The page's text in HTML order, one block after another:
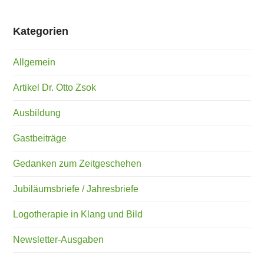
Kategorien
Allgemein
Artikel Dr. Otto Zsok
Ausbildung
Gastbeiträge
Gedanken zum Zeitgeschehen
Jubiläumsbriefe / Jahresbriefe
Logotherapie in Klang und Bild
Newsletter-Ausgaben